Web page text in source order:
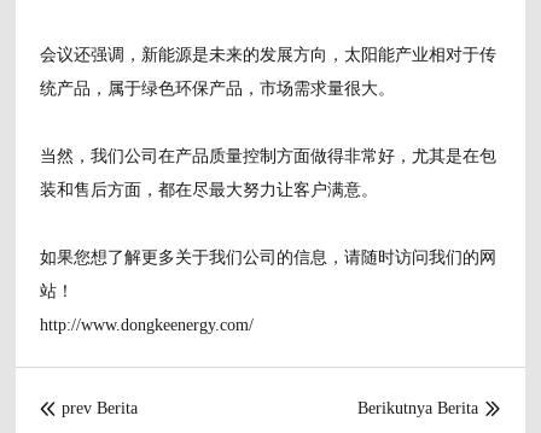
会议还强调，新能源是未来的发展方向，太阳能产业相对于传
统产品，属于绿色环保产品，市场需求量很大。
当然，我们公司在产品质量控制方面做得非常好，尤其是在包
装和售后方面，都在尽最大努力让客户满意。
如果您想了解更多关于我们公司的信息，请随时访问我们的网
站！
http://www.dongkeenergy.com/
 prev Berita 
Berikutnya Berita